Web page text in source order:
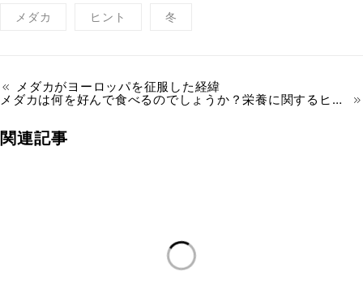
メダカ ヒント 冬
メダカがヨーロッパを征服した経緯
メダカは何を好んで食べるのでしょうか？栄養に関するヒント
関連記事